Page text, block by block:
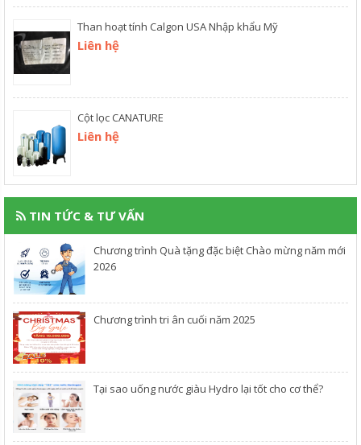
Than hoạt tính Calgon USA Nhập khẩu Mỹ
Liên hệ
Cột lọc CANATURE
Liên hệ
TIN TỨC & TƯ VẤN
Chương trình Quà tặng đặc biệt Chào mừng năm mới
2026
Chương trình tri ân cuối năm 2025
​Tại sao uống nước giàu Hydro lại tốt cho cơ thể?